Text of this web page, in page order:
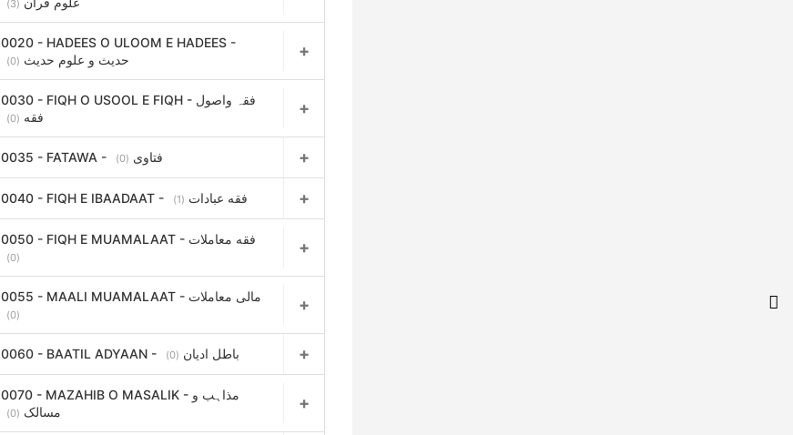
(3)
0020 - HADEES O ULOOM E HADEES -
حدیث و علوم حدیث (0)
0030 - FIQH O USOOL E FIQH - فقہ واصول
فقه (0)
0035 - FATAWA - فتاوی (0)
0040 - FIQH E IBAADAAT - فقه عبادات (1)
0050 - FIQH E MUAMALAAT - فقه معاملات
(0)
0055 - MAALI MUAMALAAT - مالی معاملات
(0)
0060 - BAATIL ADYAAN - باطل ادیان (0)
0070 - MAZAHIB O MASALIK - مذاہب و
مسالک (0)